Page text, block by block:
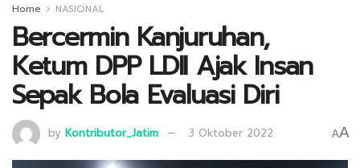
Home NASIONAL
Bercermin Kanjuruhan,
Ketum DPP LDII Ajak Insan
Sepak Bola Evaluasi Diri
by Kontributor_Jatim 3 Oktober 2022 AA